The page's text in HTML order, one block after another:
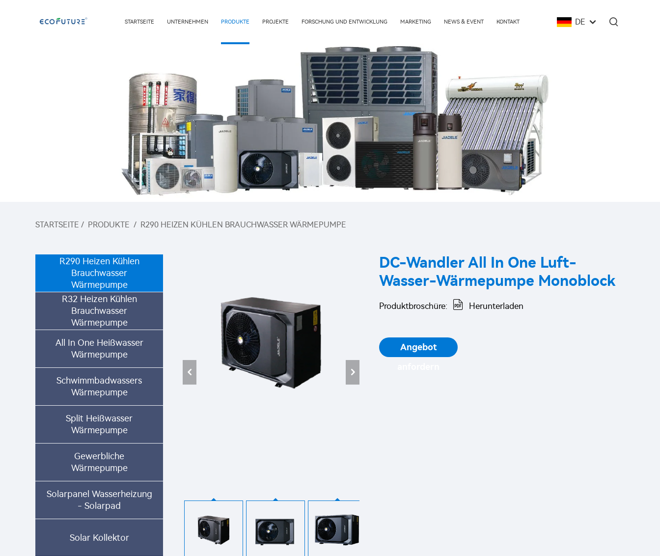
STARTSEITE UNTERNEHMEN PRODUKTE PROJEKTE FORSCHUNG UND ENTWICKLUNG MARKETING NEWS & EVENT KONTAKT DE
STARTSEITE / PRODUKTE / R290 HEIZEN KÜHLEN BRAUCHWASSER WÄRMEPUMPE
R290 Heizen Kühlen
Brauchwasser
Wärmepumpe
R32 Heizen Kühlen
Brauchwasser
Wärmepumpe
All In One Heißwasser
Wärmepumpe
Schwimmbadwassers
Wärmepumpe
Split Heißwasser
Wärmepumpe
Gewerbliche
Wärmepumpe
Solarpanel Wasserheizung
- Solarpad
Solar Kollektor
DC-Wandler All In One Luft-
Wasser-Wärmepumpe Monoblock
Produktbroschüre: Herunterladen
Angebot